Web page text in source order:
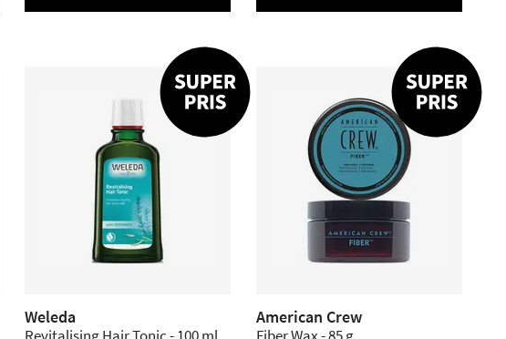
Weleda
Revitalising Hair Tonic - 100 ml.
American Crew
Fiber Wax - 85 g